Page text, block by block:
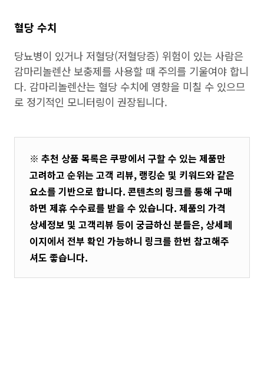
혈당 수치
당뇨병이 있거나 저혈당(저혈당증) 위험이 있는 사람은
감마리놀렌산 보충제를 사용할 때 주의를 기울여야 합니
다. 감마리놀렌산는 혈당 수치에 영향을 미칠 수 있으므
로 정기적인 모니터링이 권장됩니다.
※ 추천 상품 목록은 쿠팡에서 구할 수 있는 제품만
고려하고 순위는 고객 리뷰, 랭킹순 및 키워드와 같은
요소를 기반으로 합니다. 콘텐츠의 링크를 통해 구매
하면 제휴 수수료를 받을 수 있습니다. 제품의 가격
상세정보 및 고객리뷰 등이 궁금하신 분들은, 상세페
이지에서 전부 확인 가능하니 링크를 한번 참고해주
셔도 좋습니다.